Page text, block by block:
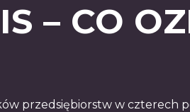
– CO
przedsiębiorstw w czterech